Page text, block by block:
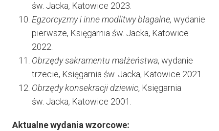
św. Jacka, Katowice 2023.
Egzorcyzmy i inne modlitwy błagalne, wydanie
pierwsze, Księgarnia św. Jacka, Katowice
2022.
Obrzędy sakramentu małżeństwa, wydanie
trzecie, Księgarnia św. Jacka, Katowice 2021.
Obrzędy konsekracji dziewic, Księgarnia
św. Jacka, Katowice 2001.
Aktualne wydania wzorcowe: